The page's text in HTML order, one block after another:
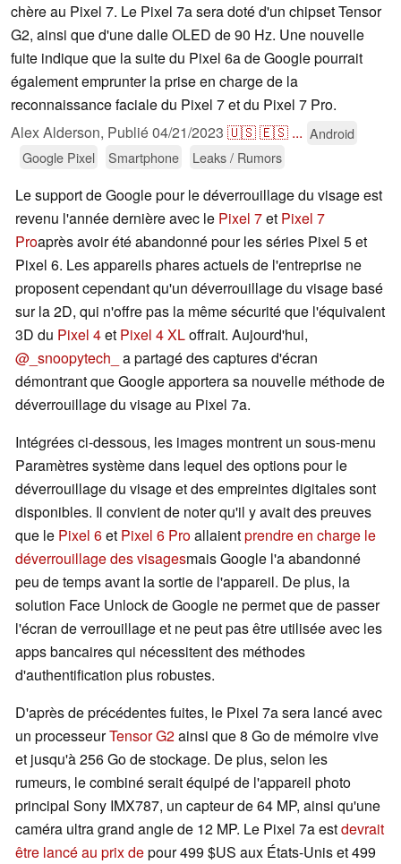
chère au Pixel 7. Le Pixel 7a sera doté d'un chipset Tensor
G2, ainsi que d'une dalle OLED de 90 Hz. Une nouvelle
fuite indique que la suite du Pixel 6a de Google pourrait
également emprunter la prise en charge de la
reconnaissance faciale du Pixel 7 et du Pixel 7 Pro.
Alex Alderson, Publié04/21/2023 🇺🇸🇪🇸 ... Android
Google Pixel
Smartphone Leaks / Rumors
Le support de Google pour le déverrouillage du visage est
revenu l'année dernière avec le Pixel 7et Pixel 7
Proaprès avoir été abandonné pour les séries Pixel 5 et
Pixel 6. Les appareils phares actuels de l'entreprise ne
proposent cependant qu'un déverrouillage du visage basé
sur la 2D, qui n'offre pas la même sécurité que l'équivalent
3D du Pixel 4et Pixel 4 XLoffrait. Aujourd'hui,
@_snoopytech_
a partagé des captures d'écran
démontrant que Google apportera sa nouvelle méthode de
déverrouillage du visage au Pixel 7a.
Intégrées ci-dessous, les images montrent un sous-menu
Paramètres système dans lequel des options pour le
déverrouillage du visage et des empreintes digitales sont
disponibles. Il convient de noter qu'il y avait des preuves
que le Pixel 6et Pixel 6 Proallaientprendre en charge le
déverrouillage des visagesmais Google l'a abandonné
peu de temps avant la sortie de l'appareil. De plus, la
solution Face Unlock de Google ne permet que de passer
l'écran de verrouillage et ne peut pas être utilisée avec les
apps bancaires qui nécessitent des méthodes
d'authentification plus robustes.
D'après de précédentes fuites, le Pixel 7a sera lancé avec
un processeurTensor G2ainsi que 8 Go de mémoire vive
et jusqu'à 256 Go de stockage. De plus, selon les
rumeurs, le combiné serait équipé de l'appareil photo
principal Sony IMX787, un capteur de 64 MP, ainsi qu'une
caméra ultra grand angle de 12 MP. Le Pixel 7a estdevrait
être lancé au prix depour 499 $US aux États-Unis et 499